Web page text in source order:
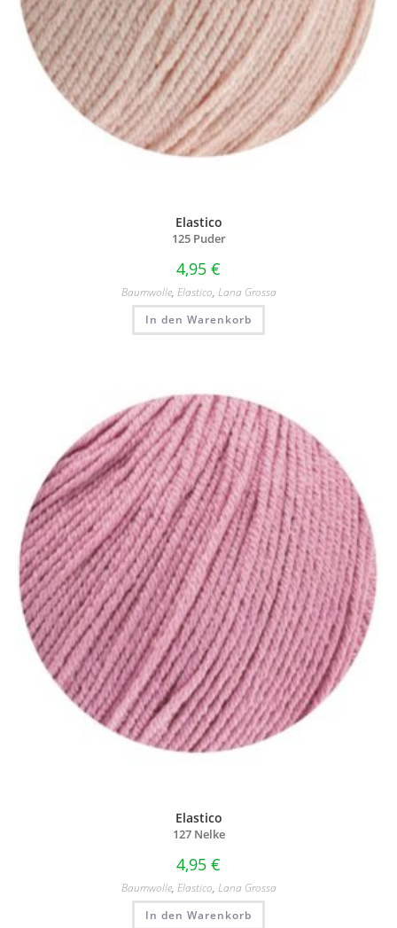
Elastico
125 Puder
4,95 €
Baumwolle, Elastico, Lana Grossa
In den Warenkorb
Elastico
127 Nelke
4,95 €
Baumwolle, Elastico, Lana Grossa
In den Warenkorb